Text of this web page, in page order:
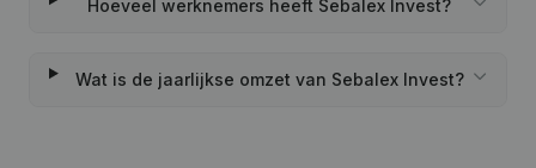
Hoeveel werknemers heeft Sebalex Invest?
Wat is de jaarlijkse omzet van Sebalex Invest?